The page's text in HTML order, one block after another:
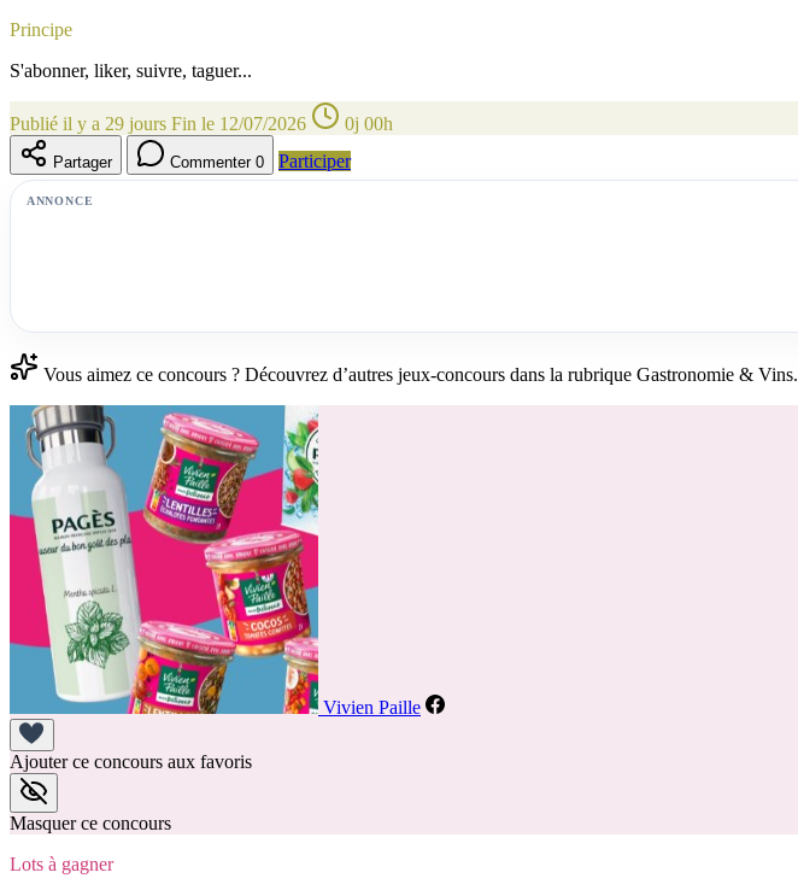
Principe
S'abonner, liker, suivre, taguer...
Publié il y a 29 jours Fin le 12/07/2026 0j 00h
Partager Commenter 0 Participer
ANNONCE
Vous aimez ce concours ? Découvrez d’autres jeux-concours dans la rubrique Gastronomie & Vins.
Vivien Paille
Ajouter ce concours aux favoris
Masquer ce concours
Lots à gagner